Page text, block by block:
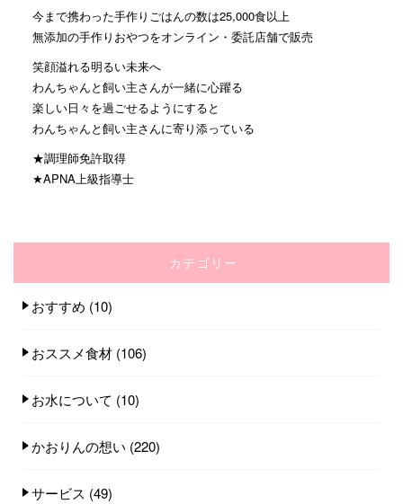
今まで携わった手作りごはんの数は25,000食以上
無添加の手作りおやつをオンライン・委託店舗で販売
笑顔溢れる明るい未来へ
わんちゃんと飼い主さんが一緒に心躍る
楽しい日々を過ごせるようにすると
わんちゃんと飼い主さんに寄り添っている
★調理師免許取得
★APNA上級指導士
カテゴリー
おすすめ (10)
おススメ食材 (106)
お水について (10)
かおりんの想い (220)
サービス (49)